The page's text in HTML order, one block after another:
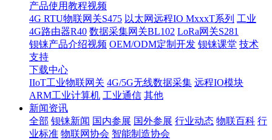
产品使用教程视频
4G RTU物联网关S475 以太网远程IO MxxxT系列 工业
4G路由器R40 数据采集网关BL102 LoRa网关S281
钡铼产品介绍视频 OEM/ODM定制开发 钡铼课堂 技术
支持
下载中心
IIoT工业物联网关 4G/5G无线数据采集 远程IO模块
ARM工业计算机 工业通信 其他
新闻资讯
全部 钡铼新闻 国内参展 国外参展 行业动态 物联百科 行
业标准 物联网协会 智能制造协会